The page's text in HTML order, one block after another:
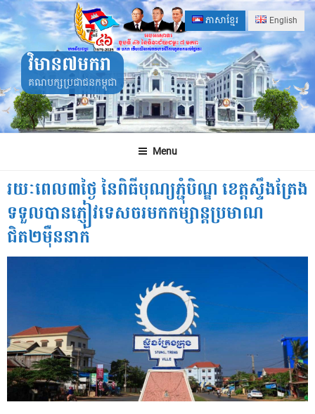
Skip
to
content
ភាសាខ្មែរ English
វិមាន៧មករា
គណបក្សប្រជាជនកម្ពុជា
Menu
រយៈពេល៣ថ្ងៃ នៃពិធីបុណ្យភ្ជុំបិណ្ឌ ខេត្តស្ទឹងត្រែង
ទទួលបានភ្ញៀវទេសចរមកកម្សាន្តប្រមាណ
ជិត២មុឺននាក់